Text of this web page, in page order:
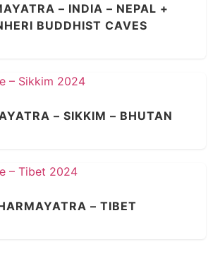
– INDIA – NEPAL +
BUDDHIST CAVES
– SIKKIM – BHUTAN
– TIBET